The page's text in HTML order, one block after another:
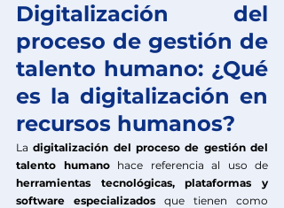
Digitalización del
proceso de gestión de
talento humano: ¿Qué
es la digitalización en
recursos humanos?
La digitalización del proceso de gestión del
talento humano
herramientas tecnológicas, plataformas y
software especializados que tienen como